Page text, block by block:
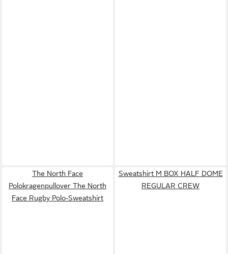
The North Face
Polokragenpullover The North
Face Rugby Polo-Sweatshirt
Sweatshirt M BOX HALF DOME
REGULAR CREW